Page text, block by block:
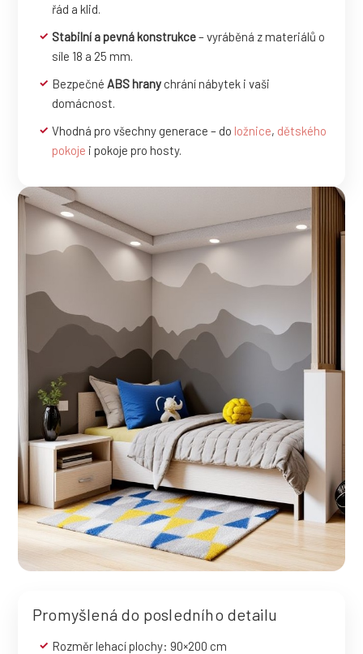
řád a klid.
Stabilní a pevná konstrukce– vyráběná z materiálů o
síle 18 a 25 mm.
Bezpečné ABS hrany chrání nábytek i vaši
domácnost.
Vhodná pro všechny generace – do ložnice, dětského
pokoje i pokoje pro hosty.
Promyšlená do posledního detailu
Rozměr lehací plochy: 90×200 cm